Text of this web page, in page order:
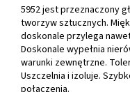
5952 jest przeznaczony
tworzyw sztucznych.
doskonale przylega
Doskonale wypełnia
warunki zewnętrzne.
Uszczelnia i izoluje.